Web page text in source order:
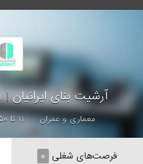
آرشیت بنای ایرانیان|
Arshit Bana Iranian
معماری و عمران ۱۱ تا ۵۰ نفر
فرصت‌های شغلی ۰